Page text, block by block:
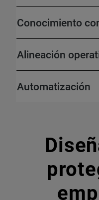
Conocimiento
Alineación
Automatización